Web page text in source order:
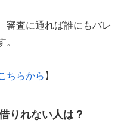
審査に通れば誰にもバレ
。
ちらから 】
りれない人は？